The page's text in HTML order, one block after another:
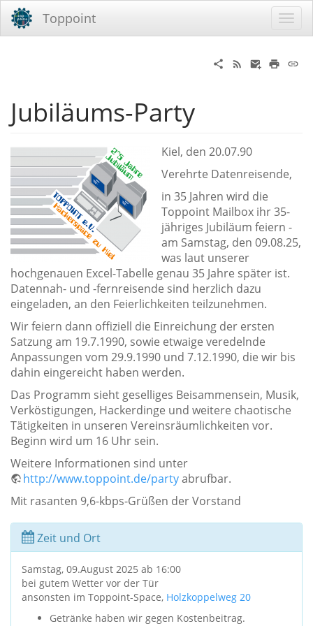
Toppoint
Jubiläums-Party
Kiel, den 20.07.90
Verehrte Datenreisende,
in 35 Jahren wird die
Toppoint Mailbox ihr 35-
jähriges Jubiläum feiern -
am Samstag, den 09.08.25,
was laut unserer
hochgenauen Excel-Tabelle genau 35 Jahre später ist.
Datennah- und -fernreisende sind herzlich dazu
eingeladen, an den Feierlichkeiten teilzunehmen.
Wir feiern dann offiziell die Einreichung der ersten
Satzung am 19.7.1990, sowie etwaige veredelnde
Anpassungen vom 29.9.1990 und 7.12.1990, die wir bis
dahin eingereicht haben werden.
Das Programm sieht geselliges Beisammensein, Musik,
Verköstigungen, Hackerdinge und weitere chaotische
Tätigkeiten in unseren Vereinsräumlichkeiten vor.
Beginn wird um 16 Uhr sein.
Weitere Informationen sind unter
http://www.toppoint.de/partyabrufbar.
Mit rasanten 9,6-kbps-Grüßen der Vorstand
Zeit und Ort
Samstag, 09.August 2025 ab 16:00
bei gutem Wetter vor der Tür
ansonsten im Toppoint-Space, Holzkoppelweg 20
Getränke haben wir gegen Kostenbeitrag.